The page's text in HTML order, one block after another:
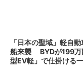
「日本の聖域」軽自
船来襲 BYDが199万
型EV軽」で仕掛ける